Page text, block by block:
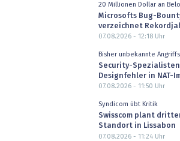
20 Millionen Dollar an
Microsofts Bug-
verzeichnet
07.08.2026 - 12:18Uhr
Bisher unbekannte
Security-
Designfehler in NAT-
07.08.2026 - 11:50 Uhr
Syndicom übt Kritik
Swisscom plant
Standort in Lissabon
07.08.2026 - 11:24Uhr